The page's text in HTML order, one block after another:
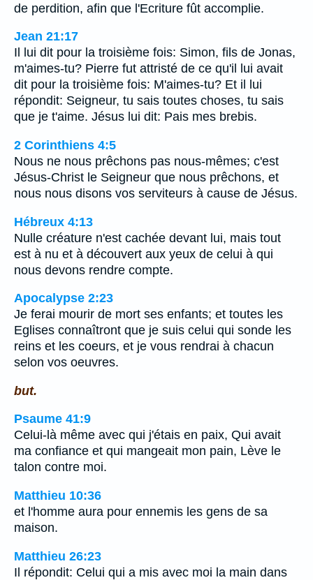
de perdition, afin que l'Ecriture fût accomplie.
Jean 21:17
Il lui dit pour la troisième fois: Simon, fils de Jonas,
m'aimes-tu? Pierre fut attristé de ce qu'il lui avait
dit pour la troisième fois: M'aimes-tu? Et il lui
répondit: Seigneur, tu sais toutes choses, tu sais
que je t'aime. Jésus lui dit: Pais mes brebis.
2 Corinthiens 4:5
Nous ne nous prêchons pas nous-mêmes; c'est
Jésus-Christ le Seigneur que nous prêchons, et
nous nous disons vos serviteurs à cause de Jésus.
Hébreux 4:13
Nulle créature n'est cachée devant lui, mais tout
est à nu et à découvert aux yeux de celui à qui
nous devons rendre compte.
Apocalypse 2:23
Je ferai mourir de mort ses enfants; et toutes les
Eglises connaîtront que je suis celui qui sonde les
reins et les coeurs, et je vous rendrai à chacun
selon vos oeuvres.
but.
Psaume 41:9
Celui-là même avec qui j'étais en paix, Qui avait
ma confiance et qui mangeait mon pain, Lève le
talon contre moi.
Matthieu 10:36
et l'homme aura pour ennemis les gens de sa
maison.
Matthieu 26:23
Il répondit: Celui qui a mis avec moi la main dans